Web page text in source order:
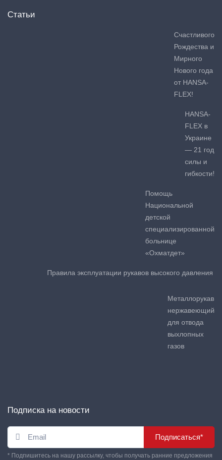
Статьи
Счастливого
Рождества и
Мирного
Нового года
от HANSA-
FLEX!
HANSA-
FLEX в
Украине
— 21 год
силы и
гибкости!
Помощь
Национальной
детской
специализированной
больнице
«Охматдет»
Правила эксплуатации рукавов высокого давления
Металлорукав
нержавеющий
для отвода
выхлопных
газов
Подписка на новости
Подписаться*
* Подпишитесь на нашу рассылку, чтобы получать ранние предложения